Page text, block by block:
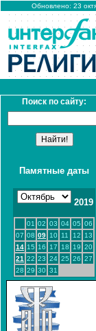
Обновлено: 23
Поиск по сайту:
Памятные даты
2019
01 02 03 04 05 06
07 08 09 10 11 12
13
14 15 16 17 18 19 20
21 22 23 24 25 26 27
28 29 30 31